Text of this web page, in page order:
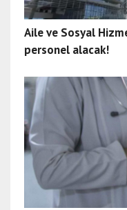
Aile ve Sosyal
personel alacak!